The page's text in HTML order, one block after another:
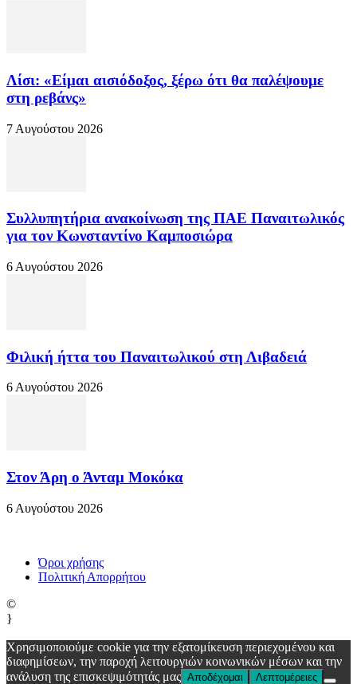
Λίσι: «Είμαι αισιόδοξος, ξέρω ότι θα παλέψουμε
στη ρεβάνς»
7 Αυγούστου 2026
Συλλυπητήρια ανακοίνωση της ΠΑΕ Παναιτωλικός
για τον Κωνσταντίνο Καμποσιώρα
6 Αυγούστου 2026
Φιλική ήττα του Παναιτωλικού στη Λιβαδειά
6 Αυγούστου 2026
Στον Άρη ο Άνταμ Μοκόκα
6 Αυγούστου 2026
Όροι χρήσης
Πολιτική Απορρήτου
©
}
Χρησιμοποιούμε cookie για την εξατομίκευση περιεχομένου και
διαφημίσεων, την παροχή λειτουργιών κοινωνικών μέσων και την
ανάλυση της επισκεψιμότητάς μας Αποδέχομαι Λεπτομέρειες